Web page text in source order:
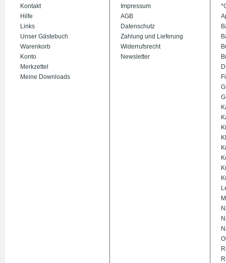
Kontakt
Hilfe
Links
Unser Gästebuch
Warenkorb
Konto
Merkzettel
Meine Downloads
Impressum
AGB
Datenschutz
Zahlung und Lieferung
Widerrufsrecht
Newsletter